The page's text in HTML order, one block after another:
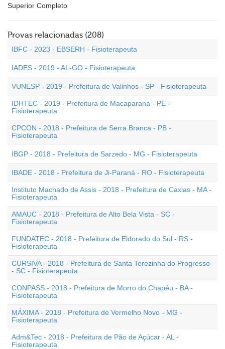
Superior Completo
Provas relacionadas (208)
IBFC - 2023 - EBSERH - Fisioterapeuta
IADES - 2019 - AL-GO - Fisioterapeuta
VUNESP - 2019 - Prefeitura de Valinhos - SP - Fisioterapeuta
IDHTEC - 2019 - Prefeitura de Macaparana - PE -
Fisioterapeuta
CPCON - 2018 - Prefeitura de Serra Branca - PB -
Fisioterapeuta
IBGP - 2018 - Prefeitura de Sarzedo - MG - Fisioterapeuta
IBADE - 2018 - Prefeitura de Ji-Paraná - RO - Fisioterapeuta
Instituto Machado de Assis - 2018 - Prefeitura de Caxias - MA -
Fisioterapeuta
AMAUC - 2018 - Prefeitura de Alto Bela Vista - SC -
Fisioterapeuta
FUNDATEC - 2018 - Prefeitura de Eldorado do Sul - RS -
Fisioterapeuta
CURSIVA - 2018 - Prefeitura de Santa Terezinha do Progresso
- SC - Fisioterapeuta
CONPASS - 2018 - Prefeitura de Morro do Chapéu - BA -
Fisioterapeuta
MÁXIMA - 2018 - Prefeitura de Vermelho Novo - MG -
Fisioterapeuta
Adm&Tec - 2018 - Prefeitura de Pão de Açúcar - AL -
Fisioterapeuta